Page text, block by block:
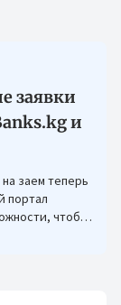
заявки
и
заем теперь
портал
чтобы